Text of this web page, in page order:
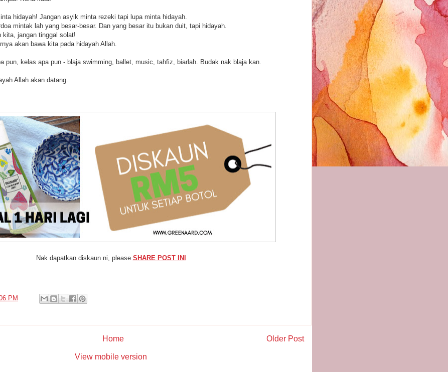
hidayah! Jangan asyik minta rezeki tapi lupa minta hidayah.
mintak lah yang besar-besar. Dan yang besar itu bukan duit, tapi hidayah.
kita, jangan tinggal solat!
akan bawa kita pada hidayah Allah.
pun, kelas apa pun - blaja swimming, ballet, music, tahfiz, biarlah. Budak nak blaja kan.
Allah akan datang.
Nak dapatkan diskaun ni, please SHARE POST INI
PM
Older Post
Home
View mobile version